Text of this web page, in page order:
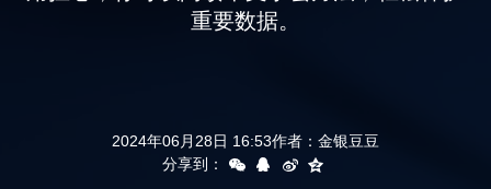
重要数据。
2024年06月28日 16:53作者： 金银豆豆
分享到：